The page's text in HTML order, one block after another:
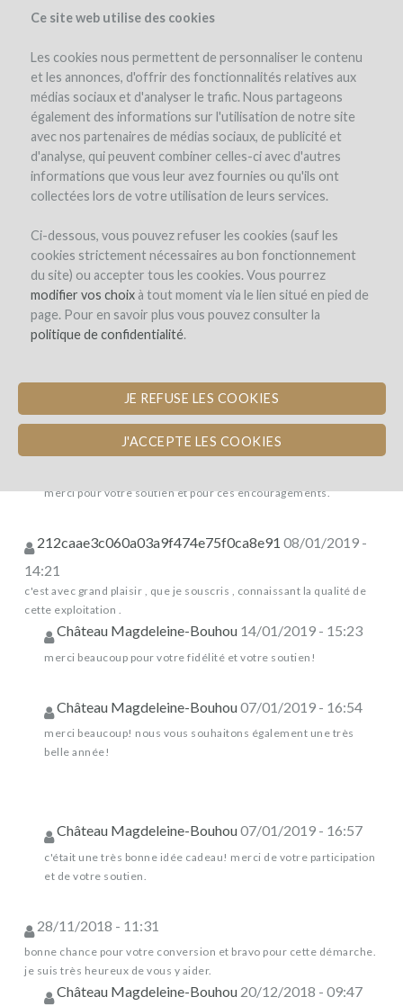
Ce site web utilise des cookies
Les cookies nous permettent de personnaliser le contenu
et les annonces, d'offrir des fonctionnalités relatives aux
médias sociaux et d'analyser le trafic. Nous partageons
également des informations sur l'utilisation de notre site
avec nos partenaires de médias sociaux, de publicité et
d'analyse, qui peuvent combiner celles-ci avec d'autres
informations que vous leur avez fournies ou qu'ils ont
collectées lors de votre utilisation de leurs services.
Ci-dessous, vous pouvez refuser les cookies (sauf les
cookies strictement nécessaires au bon fonctionnement
du site) ou accepter tous les cookies. Vous pourrez
modifier vos choixà tout moment via le lien situé en pied de
page. Pour en savoir plus vous pouvez consulter la
politique de confidentialité.
JE REFUSE LES COOKIES
J'ACCEPTE LES COOKIES
el proyecto la empresa detalles del proyecto
los reembolsos en vino winefunders(102)
Château Magdeleine Bouhou
CONVERSIÓN A LA AGRICULTURA
nuevo comentario
merci pour votre soutien et pour ces encouragements.
212caae3c060a03a9f474e75f0ca8e91 08/01/2019 -
14:21
c'est avec grand plaisir , que je souscris , connaissant la qualité de
cette exploitation .
Château Magdeleine-Bouhou 14/01/2019 - 15:23
merci beaucoup pour votre fidélité et votre soutien!
Château Magdeleine-Bouhou07/01/2019 - 16:54
merci beaucoup! nous vous souhaitons également une très
belle année!
Château Magdeleine-Bouhou07/01/2019 - 16:57
c'était une très bonne idée cadeau! merci de votre participation
et de votre soutien.
28/11/2018 - 11:31
bonne chance pour votre conversion et bravo pour cette démarche.
je suis très heureux de vous y aider.
Château Magdeleine-Bouhou 20/12/2018 - 09:47